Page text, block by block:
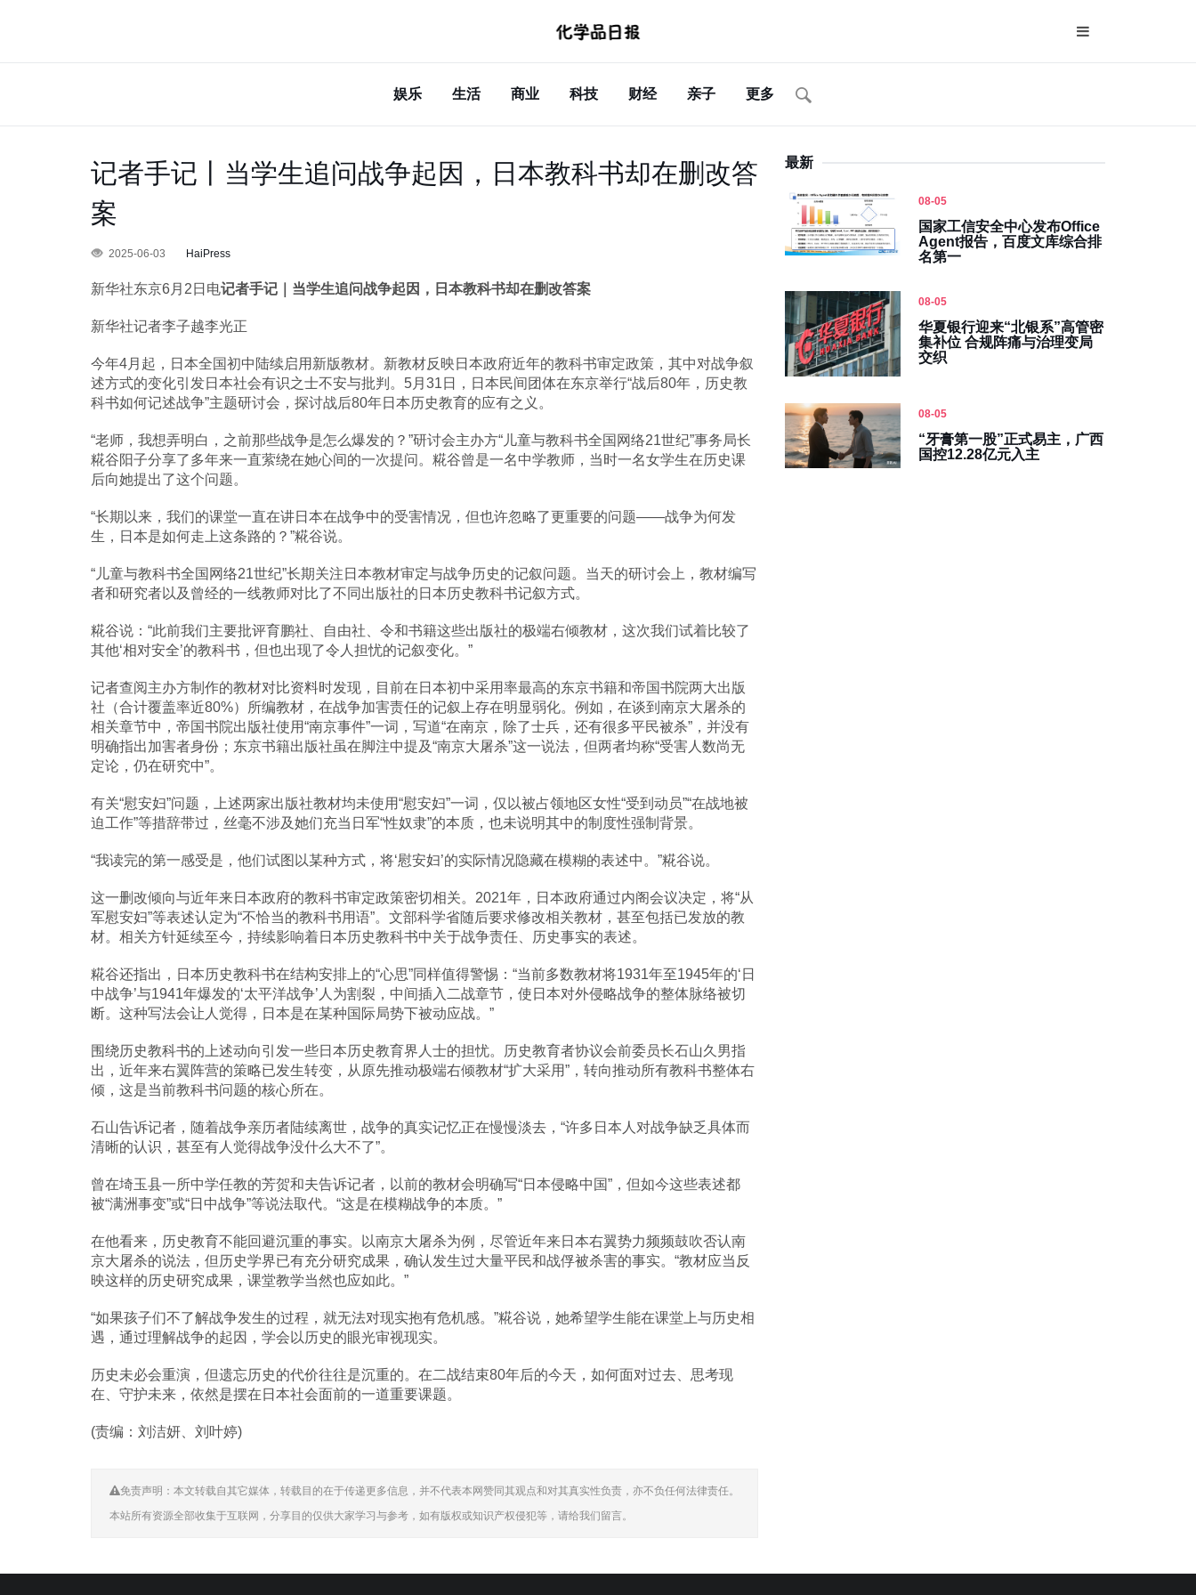
娱乐 生活 商业 科技 财经 亲子 更多
记者手记丨当学生追问战争起因，日本教科书却在删改答
案
2025-06-03 HaiPress
新华社东京6月2日电记者手记｜当学生追问战争起因，日本教科书却在删改答案
新华社记者李子越李光正
今年4月起，日本全国初中陆续启用新版教材。新教材反映日本政府近年的教科书审定政策，其中对战争叙
述方式的变化引发日本社会有识之士不安与批判。5月31日，日本民间团体在东京举行“战后80年，历史教
科书如何记述战争”主题研讨会，探讨战后80年日本历史教育的应有之义。
“老师，我想弄明白，之前那些战争是怎么爆发的？”研讨会主办方“儿童与教科书全国网络21世纪”事务局长
糀谷阳子分享了多年来一直萦绕在她心间的一次提问。糀谷曾是一名中学教师，当时一名女学生在历史课
后向她提出了这个问题。
“长期以来，我们的课堂一直在讲日本在战争中的受害情况，但也许忽略了更重要的问题——战争为何发
生，日本是如何走上这条路的？”糀谷说。
“儿童与教科书全国网络21世纪”长期关注日本教材审定与战争历史的记叙问题。当天的研讨会上，教材编写
者和研究者以及曾经的一线教师对比了不同出版社的日本历史教科书记叙方式。
糀谷说：“此前我们主要批评育鹏社、自由社、令和书籍这些出版社的极端右倾教材，这次我们试着比较了
其他‘相对安全’的教科书，但也出现了令人担忧的记叙变化。”
记者查阅主办方制作的教材对比资料时发现，目前在日本初中采用率最高的东京书籍和帝国书院两大出版
社（合计覆盖率近80%）所编教材，在战争加害责任的记叙上存在明显弱化。例如，在谈到南京大屠杀的
相关章节中，帝国书院出版社使用“南京事件”一词，写道“在南京，除了士兵，还有很多平民被杀”，并没有
明确指出加害者身份；东京书籍出版社虽在脚注中提及“南京大屠杀”这一说法，但两者均称“受害人数尚无
定论，仍在研究中”。
有关“慰安妇”问题，上述两家出版社教材均未使用“慰安妇”一词，仅以被占领地区女性“受到动员”“在战地被
迫工作”等措辞带过，丝毫不涉及她们充当日军“性奴隶”的本质，也未说明其中的制度性强制背景。
“我读完的第一感受是，他们试图以某种方式，将‘慰安妇’的实际情况隐藏在模糊的表述中。”糀谷说。
这一删改倾向与近年来日本政府的教科书审定政策密切相关。2021年，日本政府通过内阁会议决定，将“从
军慰安妇”等表述认定为“不恰当的教科书用语”。文部科学省随后要求修改相关教材，甚至包括已发放的教
材。相关方针延续至今，持续影响着日本历史教科书中关于战争责任、历史事实的表述。
糀谷还指出，日本历史教科书在结构安排上的“心思”同样值得警惕：“当前多数教材将1931年至1945年的‘日
中战争’与1941年爆发的‘太平洋战争’人为割裂，中间插入二战章节，使日本对外侵略战争的整体脉络被切
断。这种写法会让人觉得，日本是在某种国际局势下被动应战。”
围绕历史教科书的上述动向引发一些日本历史教育界人士的担忧。历史教育者协议会前委员长石山久男指
出，近年来右翼阵营的策略已发生转变，从原先推动极端右倾教材“扩大采用”，转向推动所有教科书整体右
倾，这是当前教科书问题的核心所在。
石山告诉记者，随着战争亲历者陆续离世，战争的真实记忆正在慢慢淡去，“许多日本人对战争缺乏具体而
清晰的认识，甚至有人觉得战争没什么大不了”。
曾在埼玉县一所中学任教的芳贺和夫告诉记者，以前的教材会明确写“日本侵略中国”，但如今这些表述都
被“满洲事变”或“日中战争”等说法取代。“这是在模糊战争的本质。”
在他看来，历史教育不能回避沉重的事实。以南京大屠杀为例，尽管近年来日本右翼势力频频鼓吹否认南
京大屠杀的说法，但历史学界已有充分研究成果，确认发生过大量平民和战俘被杀害的事实。“教材应当反
映这样的历史研究成果，课堂教学当然也应如此。”
“如果孩子们不了解战争发生的过程，就无法对现实抱有危机感。”糀谷说，她希望学生能在课堂上与历史相
遇，通过理解战争的起因，学会以历史的眼光审视现实。
历史未必会重演，但遗忘历史的代价往往是沉重的。在二战结束80年后的今天，如何面对过去、思考现
在、守护未来，依然是摆在日本社会面前的一道重要课题。
(责编：刘洁妍、刘叶婷)
免责声明：本文转载自其它媒体，转载目的在于传递更多信息，并不代表本网赞同其观点和对其真实性负责，亦不负任何法律责任。
本站所有资源全部收集于互联网，分享目的仅供大家学习与参考，如有版权或知识产权侵犯等，请给我们留言。
最新
08-05
国家工信安全中心发布Office
Agent报告，百度文库综合排
名第一
08-05
华夏银行迎来“北银系”高管密
集补位 合规阵痛与治理变局
交织
08-05
“牙膏第一股”正式易主，广西
国控12.28亿元入主